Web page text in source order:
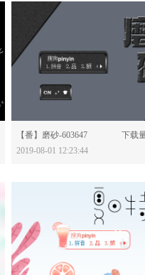
分享：
【番】磨砂-603647
下载
2019-08-01 12:23:44